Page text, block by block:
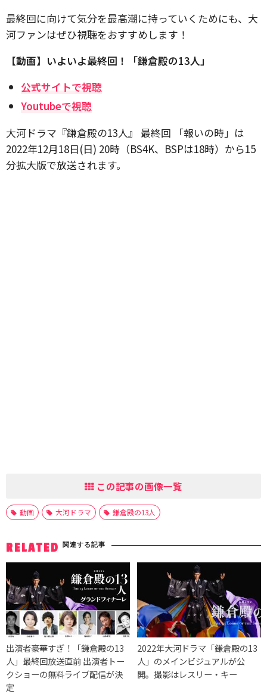
最終回に向けて気分を最高潮に持っていくためにも、大
河ファンはぜひ視聴をおすすめします！
【動画】いよいよ最終回！「鎌倉殿の13人」
公式サイトで視聴
Youtubeで視聴
大河ドラマ『鎌倉殿の13人』 最終回 「報いの時」は
2022年12月18日(日) 20時（BS4K、BSPは18時）から15
分拡大版で放送されます。
この記事の画像一覧
動画 大河ドラマ 鎌倉殿の13人
RELATED 関連する記事
出演者豪華すぎ！「鎌倉殿の13
人」最終回放送直前 出演者トー
クショーの無料ライブ配信が決
定
2022年大河ドラマ「鎌倉殿の13
人」のメインビジュアルが公
開。撮影はレスリー・キー